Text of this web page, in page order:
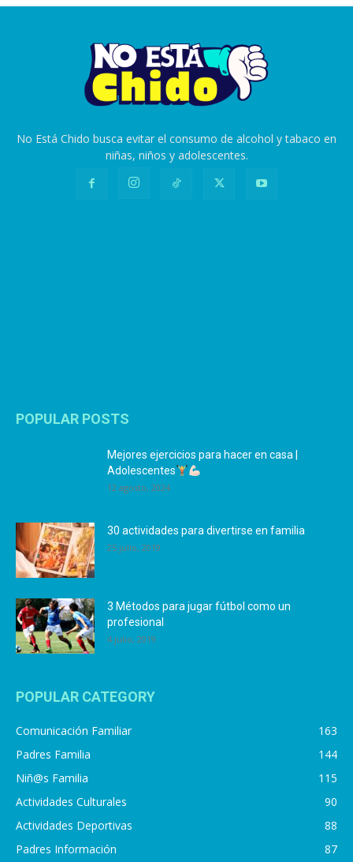
No Está Chido busca evitar el consumo de alcohol y tabaco en
niñas, niños y adolescentes.
POPULAR POSTS
Mejores ejercicios para hacer en casa |
Adolescentes
12 agosto, 2024
30 actividades para divertirse en familia
25 julio, 2019
3 Métodos para jugar fútbol como un
profesional
4 julio, 2019
POPULAR CATEGORY
Comunicación Familiar
163
Padres Familia
144
Niñ@s Familia
115
Actividades Culturales
90
Actividades Deportivas
88
Padres Información
87